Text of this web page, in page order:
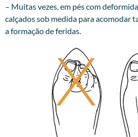
– Muitas vezes, em pés com
calçados sob medida para acomodar
a formação de feridas.